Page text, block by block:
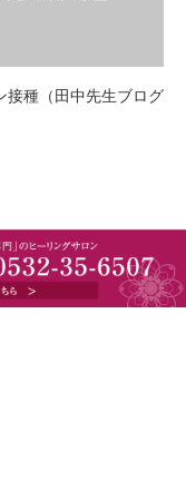
接種（田中先生ブログ